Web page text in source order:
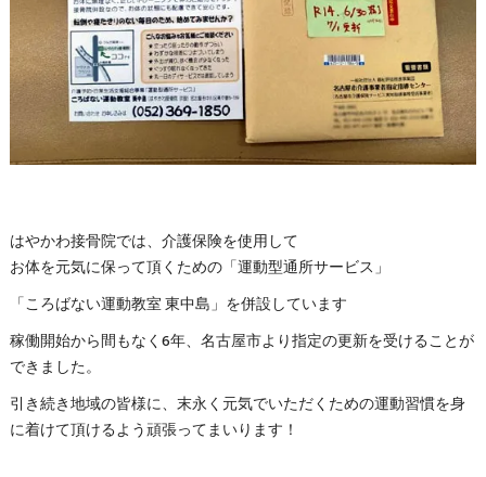
はやかわ接骨院では、介護保険を使用して
お体を元気に保って頂くための「運動型通所サービス」
「ころばない運動教室 東中島」を併設しています
稼働開始から間もなく6年、名古屋市より指定の更新を受けることが
できました。
引き続き地域の皆様に、末永く元気でいただくための運動習慣を身
に着けて頂けるよう頑張ってまいります！